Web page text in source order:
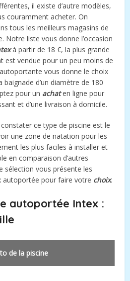
il existe d’autre modèles,
couramment acheter. On
tous les meilleurs magasins de
Notre liste vous donne l’occasion
à partir de 18 €, la plus grande
est vendue pour un peu moins de
vous donne le choix
d’un diamètre de 180
pour un achaten ligne pour
et d’une livraison à domicile.
ce type de piscine est le
une zone de natation pour les
les plus faciles à installer et
en comparaison d’autres
sélection vous présente les
autoportée pour faire votre choix.
autoportée Intex :
de la piscine